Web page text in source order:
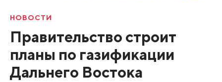
НОВОСТИ
Правительство строит
планы по газификации
Дальнего Востока